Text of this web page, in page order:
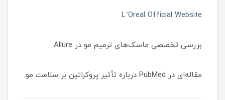
L’Oreal Official Website
بررسی تخصصی ماسک‌های ترمیم مو در Allure
مقاله‌ای در PubMed درباره تأثیر پروکراتین بر سلامت مو.